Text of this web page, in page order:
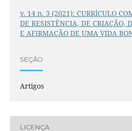
v. 14 n. 3 (2021): CURRÍCULO
DE RESISTÊNCIA, DE CRIAÇÃO,
E AFIRMAÇÃO DE UMA VIDA
SEÇÃO
Artigos
LICENÇA